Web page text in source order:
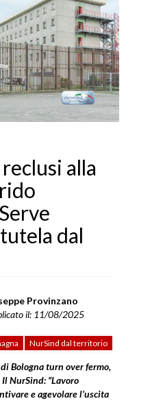
alla
dal
Provinzano
il: 11/08/2025
NurSind dal territorio
Bologna turn over fermo,
NurSind: “Lavoro
e agevolare l’uscita